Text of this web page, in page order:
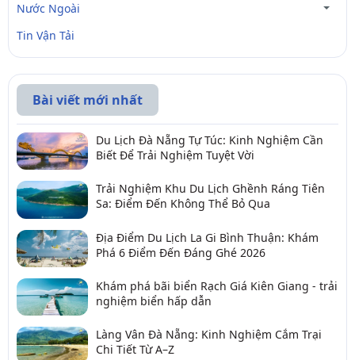
Nước Ngoài
Tin Vận Tải
Bài viết mới nhất
Du Lịch Đà Nẵng Tự Túc: Kinh Nghiệm Cần
Biết Để Trải Nghiệm Tuyệt Vời
Trải Nghiệm Khu Du Lịch Ghềnh Ráng Tiên
Sa: Điểm Đến Không Thể Bỏ Qua
Địa Điểm Du Lịch La Gi Bình Thuận: Khám
Phá 6 Điểm Đến Đáng Ghé 2026
Khám phá bãi biển Rạch Giá Kiên Giang - trải
nghiệm biển hấp dẫn
Làng Vân Đà Nẵng: Kinh Nghiệm Cắm Trại
Chi Tiết Từ A–Z